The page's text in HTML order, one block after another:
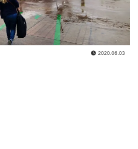
2020.06.03